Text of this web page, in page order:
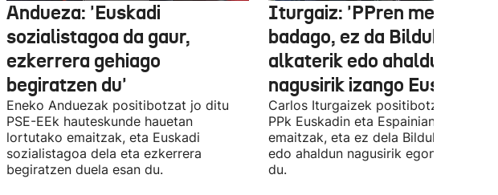
Andueza: 'Euskadi
sozialistagoa da gaur,
ezkerrera gehiago
begiratzen du'
Eneko Anduezak positibotzat jo ditu
PSE-EEk hauteskunde hauetan
lortutako emaitzak, eta Euskadi
sozialistagoa dela eta ezkerrera
begiratzen duela esan du.
Iturgaiz: 'PPren menpe
badago, ez da Bilduko
alkaterik edo ahaldun
nagusirik izango Euskadin'
Carlos Iturgaizek positibotzat jo ditu
PPk Euskadin eta Espainian lortutako
emaitzak, eta ez dela Bilduko
edo ahaldun nagusirik egongo
du.